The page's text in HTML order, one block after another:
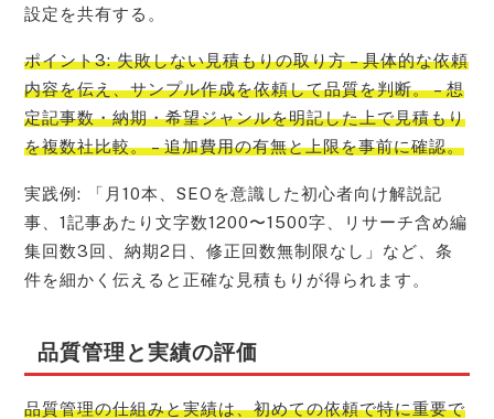
設定を共有する。
ポイント3: 失敗しない見積もりの取り方 – 具体的な依頼
内容を伝え、サンプル作成を依頼して品質を判断。 – 想
定記事数・納期・希望ジャンルを明記した上で見積もり
を複数社比較。 – 追加費用の有無と上限を事前に確認。
実践例: 「月10本、SEOを意識した初心者向け解説記
事、1記事あたり文字数1200〜1500字、リサーチ含め編
集回数3回、納期2日、修正回数無制限なし」など、条
件を細かく伝えると正確な見積もりが得られます。
品質管理と実績の評価
品質管理の仕組みと実績は、初めての依頼で特に重要で